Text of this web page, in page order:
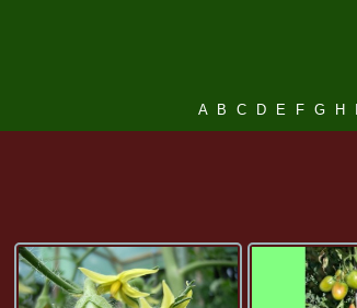
A B C D E F G H